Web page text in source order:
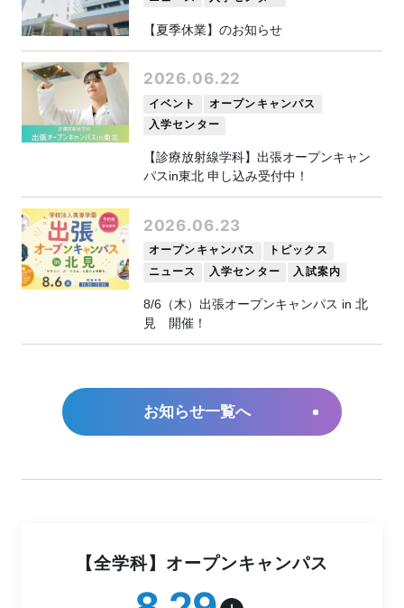
【夏季休業】のお知らせ
2026.06.22
イベント
オープンキャンパス
入学センター
【診療放射線学科】出張オープンキャン
パスin東北 申し込み受付中！
2026.06.23
オープンキャンパス
トピックス
ニュース
入学センター 入試案内
8/6（木）出張オープンキャンパス in 北
見 開催！
お知らせ一覧へ
【全学科】オープンキャンパス